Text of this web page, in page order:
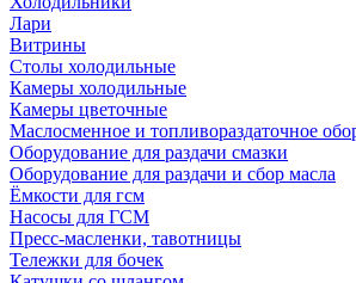
Лари
Витрины
Столы холодильные
Камеры холодильные
Камеры цветочные
Маслосменное и топливораздаточное
Оборудование для раздачи смазки
Оборудование для раздачи и сбор масла
Ёмкости для гсм
Насосы для ГСМ
Пресс-масленки, тавотницы
Тележки для бочек